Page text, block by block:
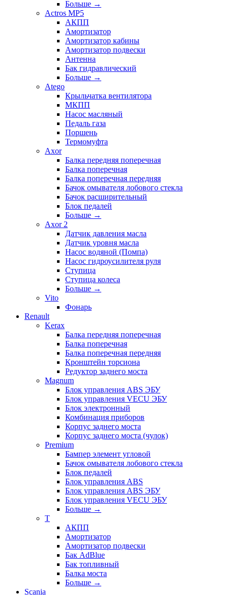
Больше →
Actros MP5
АКПП
Амортизатор
Амортизатор кабины
Амортизатор подвески
Антенна
Бак гидравлический
Больше →
Atego
Крыльчатка вентилятора
МКПП
Насос масляный
Педаль газа
Поршень
Термомуфта
Axor
Балка передняя поперечная
Балка поперечная
Балка поперечная передняя
Бачок омывателя лобового стекла
Бачок расширительный
Блок педалей
Больше →
Axor 2
Датчик давления масла
Датчик уровня масла
Насос водяной (Помпа)
Насос гидроусилителя руля
Ступица
Ступица колеса
Больше →
Vito
Фонарь
Renault
Kerax
Балка передняя поперечная
Балка поперечная
Балка поперечная передняя
Кронштейн торсиона
Редуктор заднего моста
Magnum
Блок управления ABS ЭБУ
Блок управления VECU ЭБУ
Блок электронный
Комбинация приборов
Корпус заднего моста
Корпус заднего моста (чулок)
Premium
Бампер элемент угловой
Бачок омывателя лобового стекла
Блок педалей
Блок управления ABS
Блок управления ABS ЭБУ
Блок управления VECU ЭБУ
Больше →
T
АКПП
Амортизатор
Амортизатор подвески
Бак AdBlue
Бак топливный
Балка моста
Больше →
Scania